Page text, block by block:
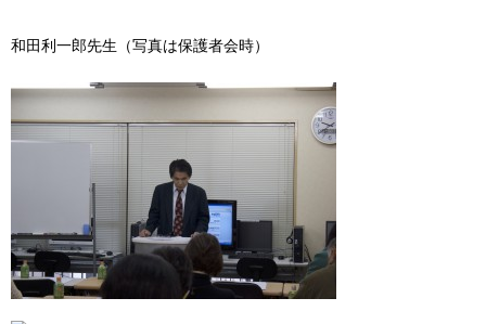
和田利一郎先生（写真は保護者会時）